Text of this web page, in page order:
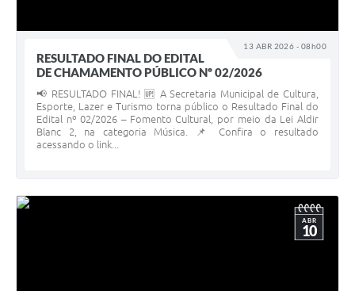
13 ABR 2026 - 08h00
RESULTADO FINAL DO EDITAL
DE CHAMAMENTO PÚBLICO Nº 02/2026
📢 RESULTADO FINAL! 🆙 A Secretaria Municipal de Cultura,
Esporte, Lazer e Turismo torna público o Resultado Final do
Edital nº 02/2026 – Fomento Cultural, por meio da Lei Aldir
Blanc 2, na categoria Música. 📌 Confira o resultado
acessando o link...
ABR
10